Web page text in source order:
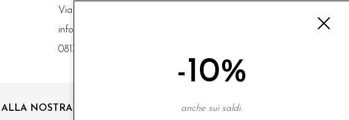
Via Luigi Mazzella,73 80077 Ischia
info@scaglionebimbi.com
0813331162
ALLA NOSTRA NEWSLETTER
-10%
anche sui saldi.